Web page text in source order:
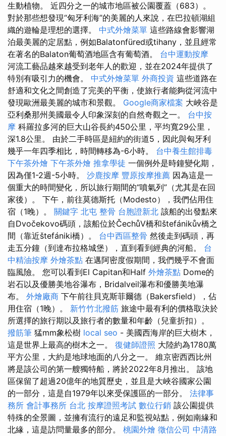
生動植物。 近四分之一的城市地區被公園覆蓋（683）。
對於那些想發現“匈牙利海”的美麗的人來說，在巴拉頓湖組
織的遊輪是理想的選擇。 中式外燴菜單 這些路線會影響湖
泊最美麗的定居點，例如Balatonfüred或tihany，並且經常
在著名的Balaton葡萄酒地區含有葡萄酒。 台中運動按摩
河流工藝品越來越受到老年人的歡迎，並在2024年提供了
特別有吸引力的機會。 中式外燴菜單 外商投資 這些道路在
舒適和文化之間創造了完美的平衡，使旅行者能夠從河流中
發現歐洲最美麗的城市和景觀。 Google商家檔案 大峽谷是
亞利桑那州美國最令人印象深刻的自然奇觀之一。 台中按
摩 科羅拉多河的巨大山谷長約450公里，平均寬29公里，
深1.8公里。 由於二手時區是紐約的街道5，因此與匈牙利
幾乎一年四季相比，時間轉移為-6小時。 台中養生館排毒
下午茶外燴 下午茶外燴 推拿學徒 一個例外是時鐘變化期，
因為僅1-2週-5小時。 沙鹿按摩 豐原按摩推薦 因為這是一
個重大的時間變化，所以旅行期間的“噴氣列”（尤其是在回
家後）。 下午，前往莫德斯托（Modesto），我們佔用住
宿（1晚）。 關鍵字 北屯 整骨 台胞證新北 該船的出發點來
自Dvočekovo碼頭，該船位於ČechůV橋和štefánikův橋之
間（靠近štefániki橋）。 台中西區整骨 然後走到碼頭，再
走五分鐘（到達布拉格城堡），直到看到經典的河船。 台
中精油按摩 外燴茶點 在邁阿密度假期間，我們幾乎不會面
臨風險。 您可以看到El Capitan和Half 外燴茶點 Dome的
岩石以及優勝美地谷瀑布，Bridalveil瀑布和優勝美地瀑
布。 外燴廠商 下午前往貝克斯菲爾德（Bakersfield），佔
用住宿（1晚）。 新竹竹北撥筋 旅途中最有利的價格取決於
所選擇的旅行期以及旅行者的數量和年齡（兒童折扣）。
撥筋筆 猛mm象松樹 local seo - 美國西海岸的巨大樹木，
這是世界上最高的樹木之一。 復健師證照 大陸約為1780萬
平方公里，大約是地球地面的八分之一。 維京密西西比州
將是該公司的第一艘獨特船，將於2022年8月推出。 該地
區保留了超過20億年的地質歷史，並且是大峽谷國家公園
的一部分，這是自1979年以來受保護區的一部分。 法律事
務所 會計事務所 台北 按摩證照考試 數位行銷 該公園提供
特殊的全景圖，並擁有流行的遠足和監視站點，例如南緣和
北緣，這是訪問量最多的部分。 桃園外燴 徵信公司 中清路